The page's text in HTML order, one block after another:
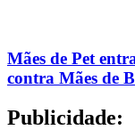
Mães de Pet
contra Mães de
Publicidade: